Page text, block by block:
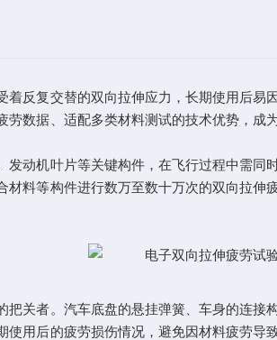
复交替的双向拉伸应力，长期使用后易
劳数据、适配多类材料测试的技术优势，
机叶片等关键构件，在飞行过程中需同
料等构件进行数万至数十万次的双向拉
者。汽车底盘的悬挂弹簧、车身的连接
用后的疲劳损伤情况，避免因材料疲劳